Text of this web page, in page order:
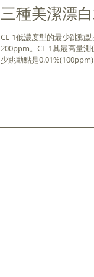
三種美潔漂
CL-1低濃度型的最少跳動
200ppm。CL-1其最高量測
少跳動點是